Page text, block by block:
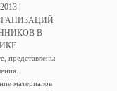
|
В
представлены
материалов